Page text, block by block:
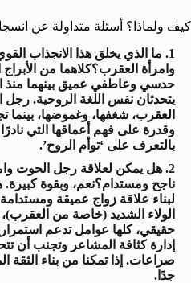
كيف ولماذا؟ أسئلة متداولة عن
ما الذي يخلق هذا الانجذاب
وامرأة العقرب؟كلاهما من
حدسي وعاطفي عميق بينهما منذ
يتحدثان نفس اللغة الروحية.
العقرب، شغفها، وغموضها،
وقدرة على فهم أعماقها التي
بالتعرف على ‘توأم الروح’.
هل يمكن لعلاقة رجل الحوت
ناجح ومستدام؟نعم، وبقوة كبيرة.
لبناء علاقة زواج عميقة
الولاء الشديد (خاصة من
حقيقي، كلها عوامل تدعم
إدارة كثافة المشاعر وتجنب أن
صراعات. إذا تمكنا من بناء الثقة
جدًا.